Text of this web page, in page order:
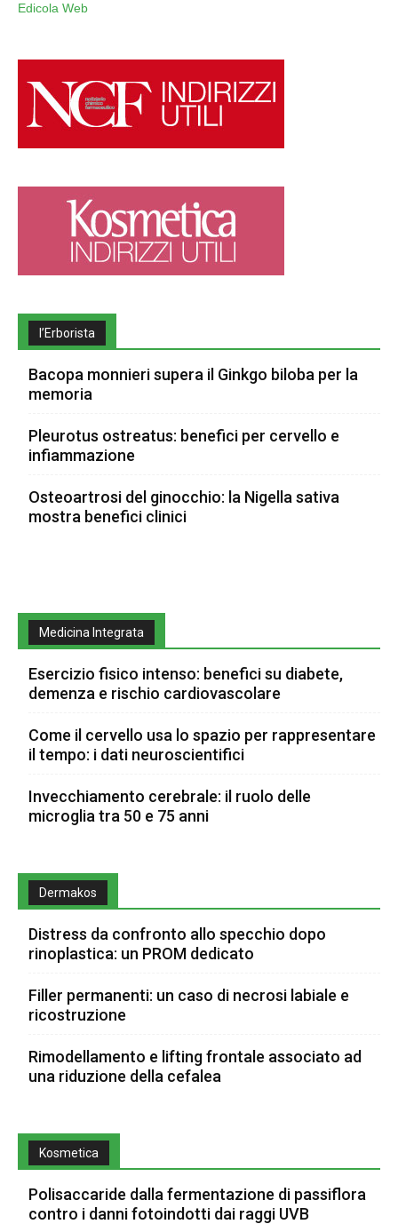
Edicola Web
l’Erborista
Bacopa monnieri supera il Ginkgo biloba per la
memoria
Pleurotus ostreatus: benefici per cervello e
infiammazione
Osteoartrosi del ginocchio: la Nigella sativa
mostra benefici clinici
Medicina Integrata
Esercizio fisico intenso: benefici su diabete,
demenza e rischio cardiovascolare
Come il cervello usa lo spazio per rappresentare
il tempo: i dati neuroscientifici
Invecchiamento cerebrale: il ruolo delle
microglia tra 50 e 75 anni
Dermakos
Distress da confronto allo specchio dopo
rinoplastica: un PROM dedicato
Filler permanenti: un caso di necrosi labiale e
ricostruzione
Rimodellamento e lifting frontale associato ad
una riduzione della cefalea
Kosmetica
Polisaccaride dalla fermentazione di passiflora
contro i danni fotoindotti dai raggi UVB